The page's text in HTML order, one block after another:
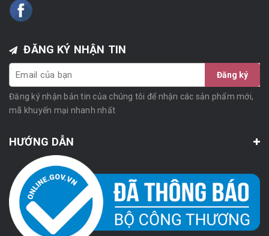
ĐĂNG KÝ NHẬN TIN
Đăng ký
Đăng ký nhận bản tin của chúng tôi để nhận các sản phẩm mới,
mã khuyến mại nhanh nhất
HƯỚNG DẪN